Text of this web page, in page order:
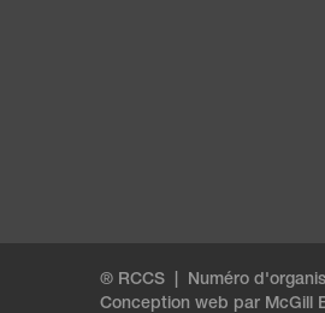
® RCCS | Numéro
Conception web par McGill